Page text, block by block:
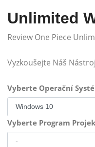
Unlimited
Review One Piece
Vyzkoušejte Náš
Vyberte Operační
Vyberte Program